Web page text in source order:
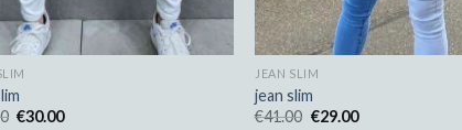
€30.00
JEAN SLIM
jean slim
€41.00 €29.00